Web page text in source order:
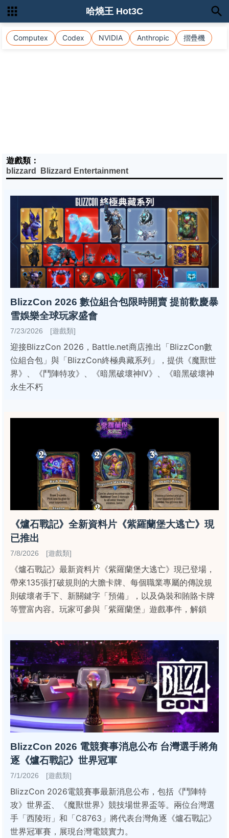
Computex Codex NVIDIA Anthropic 摺疊機
哈燒王 Hot3C
遊戲類：
blizzard
Blizzard Entertainment
BlizzCon 2026 數位組合包限時開賣 提前歡慶暴
雪娛樂全球玩家盛會
7/23/2026 [遊戲類]
迎接BlizzCon 2026，Battle.net商店推出「BlizzCon數
位組合包」與「BlizzCon終極典藏系列」，提供《魔獸世
界》、《鬥陣特攻》、《暗黑破壞神IV》、《暗黑破壞神
永生不朽
《爐石戰記》全新資料片《紫羅蘭堡大逃亡》現
已推出
7/8/2026 [遊戲類]
《爐石戰記》最新資料片《紫羅蘭堡大逃亡》現已登場，
帶來135張打破規則的大膽卡牌、每個職業專屬的傳說規
則破壞者手下、新關鍵字「預備」，以及偽裝和賄賂卡牌
等豐富內容。玩家可參與「紫羅蘭堡」遊戲事件，解鎖
BlizzCon 2026 電競賽事消息公布 台灣選手將角
逐《爐石戰記》世界冠軍
7/1/2026 [遊戲類]
BlizzCon 2026電競賽事最新消息公布，包括《鬥陣特
攻》世界盃、《魔獸世界》競技場世界盃等。兩位台灣選
手「西陵珩」和「C8763」將代表台灣角逐《爐石戰記》
世界冠軍賽，展現台灣電競實力。